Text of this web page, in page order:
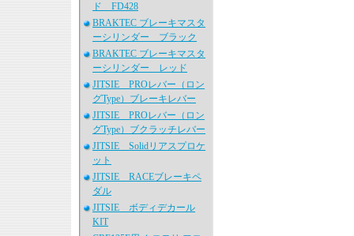
ド FD428
BRAKTEC ブレーキマスタ
ーシリンダー ブラック
BRAKTEC ブレーキマスタ
ーシリンダー レッド
JITSIE PROレバー（ロン
グType）ブレーキレバー
JITSIE PROレバー（ロン
グType）ブクラッチレバー
JITSIE Solidリアスプロケ
ット
JITSIE RACEブレーキペ
ダル
JITSIE ボディデカール
KIT